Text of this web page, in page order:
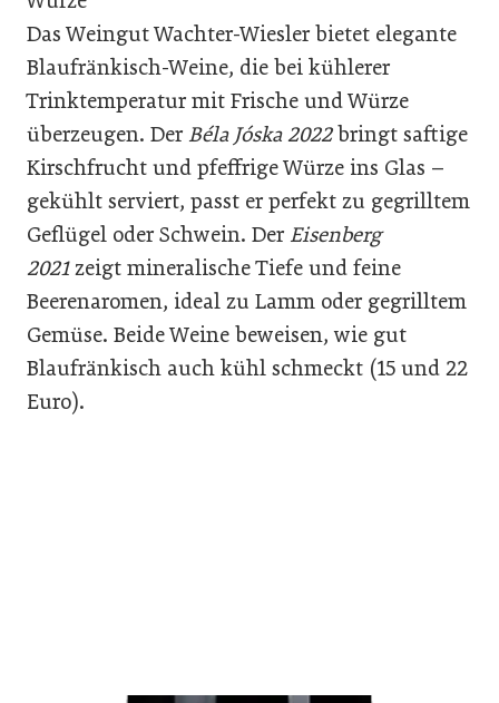
Das Weingut Wachter-Wiesler bietet elegante
Blaufränkisch-Weine, die bei kühlerer
Trinktemperatur mit Frische und Würze
überzeugen. Der Béla Jóska 2022bringt saftige
Kirschfrucht und pfeffrige Würze ins Glas –
gekühlt serviert, passt er perfekt zu gegrilltem
Geflügel oder Schwein. Der Eisenberg
2021zeigt mineralische Tiefe und feine
Beerenaromen, ideal zu Lamm oder gegrilltem
Gemüse. Beide Weine beweisen, wie gut
Blaufränkisch auch kühl schmeckt (15 und 22
Euro).